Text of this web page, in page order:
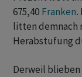
675,40 Franken
litten demnach
Herabstufung
Derweil